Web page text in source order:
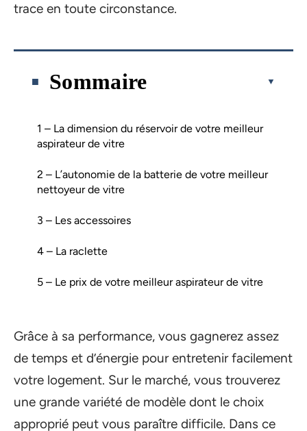
trace en toute circonstance.
Sommaire
1 – La dimension du réservoir de votre meilleur
aspirateur de vitre
2 – L’autonomie de la batterie de votre meilleur
nettoyeur de vitre
3 – Les accessoires
4 – La raclette
5 – Le prix de votre meilleur aspirateur de vitre
Grâce à sa performance, vous gagnerez assez
de temps et d’énergie pour entretenir facilement
votre logement. Sur le marché, vous trouverez
une grande variété de modèle dont le choix
approprié peut vous paraître difficile. Dans ce